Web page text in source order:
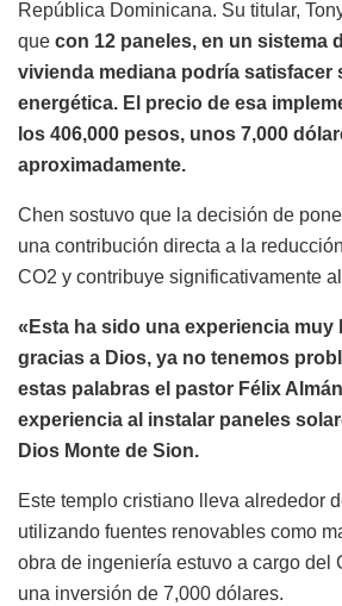
República Dominicana. Su titular,
que con 12 paneles, en un sistema
vivienda mediana podría satisfacer
energética. El precio de esa
los 406,000 pesos, unos 7,000
aproximadamente.
Chen sostuvo que la decisión de
una contribución directa a la
CO2 y contribuye significativamente
«Esta ha sido una experiencia muy
gracias a Dios, ya no tenemos
estas palabras el pastor Félix
experiencia al instalar paneles
Dios Monte de Sion.
Este templo cristiano lleva alrededor
utilizando fuentes renovables como
obra de ingeniería estuvo a cargo del
una inversión de 7,000 dólares.